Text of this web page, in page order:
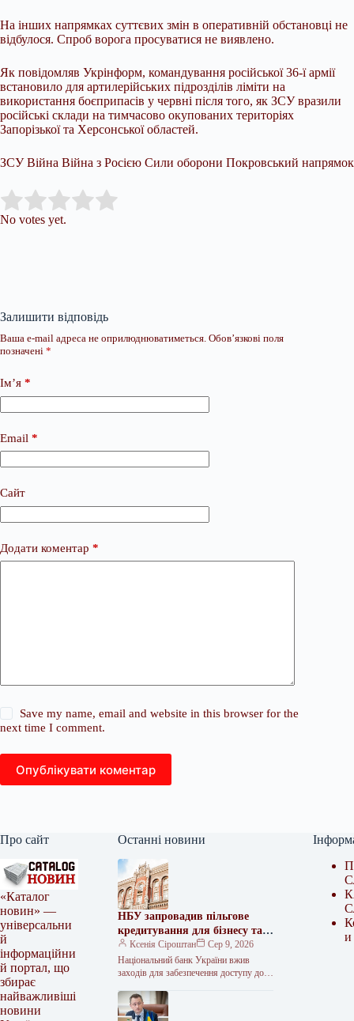
На інших напрямках суттєвих змін в оперативній обстановці не
відбулося. Спроб ворога просуватися не виявлено.
Як повідомляв Укрінформ, командування російської 36-ї армії
встановило для артилерійських підрозділів ліміти на
використання боєприпасів у червні після того, як ЗСУ вразили
російські склади на тимчасово окупованих територіях
Запорізької та Херсонської областей.
ЗСУ Війна Війна з Росією Сили оборони Покровський напрямок
Rate this item:
No votes yet.
Залишити відповідь
Ваша e-mail адреса не оприлюднюватиметься. Обов’язкові поля
позначені *
Ім’я *
Email *
Сайт
Додати коментар *
Save my name, email and website in this browser for the
next time I comment.
Опублікувати коментар
Про сайт
«Каталог
новин» —
універсальни
й
інформаційни
й портал, що
збирає
найважливіші
новини
Останні новини
НБУ запровадив пільгове
кредитування для бізнесу та
аграріїв через російські атаки
Ксенія Сіроштан
Сер 9, 2026
Національний банк України вжив
заходів для забезпечення доступу до
працюють у стратегічно важливих
секторах економіки, зокрема в
и